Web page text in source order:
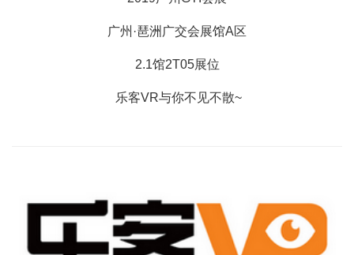
广州·琶洲广交会展馆A区
2.1馆2T05展位
乐客VR与你不见不散~